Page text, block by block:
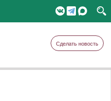
Сделать новость